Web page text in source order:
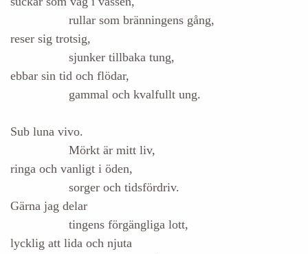
rullar som bränningens gång,
reser sig trotsig,
sjunker tillbaka tung,
ebbar sin tid och flödar,
gammal och kvalfullt ung.
Sub luna vivo.
Mörkt är mitt liv,
ringa och vanligt i öden,
sorger och tidsfördriv.
Gärna jag delar
tingens förgängliga lott,
lycklig att lida och njuta